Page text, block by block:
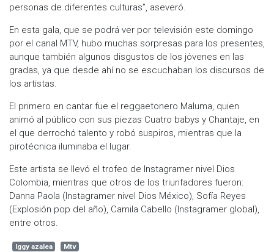
personas de diferentes culturas”, aseveró.
En esta gala, que se podrá ver por televisión este domingo
por el canal MTV, hubo muchas sorpresas para los presentes,
aunque también algunos disgustos de los jóvenes en las
gradas, ya que desde ahí no se escuchaban los discursos de
los artistas.
El primero en cantar fue el reggaetonero Maluma, quien
animó al público con sus piezas Cuatro babys y Chantaje, en
el que derrochó talento y robó suspiros, mientras que la
pirotécnica iluminaba el lugar.
Este artista se llevó el trofeo de Instagramer nivel Dios
Colombia, mientras que otros de los triunfadores fueron:
Danna Paola (Instagramer nivel Dios México), Sofía Reyes
(Explosión pop del año), Camila Cabello (Instagramer global),
entre otros.
Iggy azalea Mtv